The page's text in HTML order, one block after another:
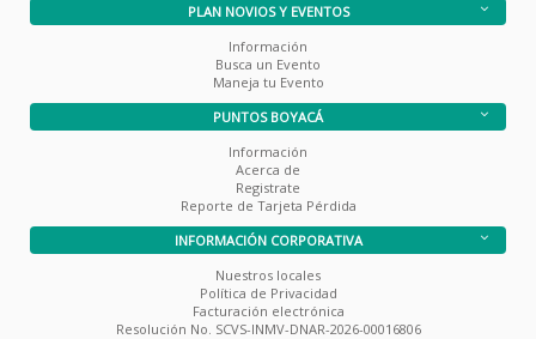
PLAN NOVIOS Y EVENTOS
Información
Busca un Evento
Maneja tu Evento
PUNTOS BOYACÁ
Información
Acerca de
Registrate
Reporte de Tarjeta Pérdida
INFORMACIÓN CORPORATIVA
Nuestros locales
Política de Privacidad
Facturación electrónica
Resolución No. SCVS-INMV-DNAR-2026-00016806